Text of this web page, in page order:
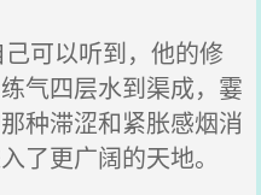
可以听到，他的修
气四层水到渠成，霎
种滞涩和紧胀感烟消
了更广阔的天地。